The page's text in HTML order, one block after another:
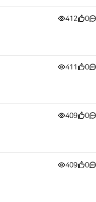
412 0
411 0
409 0
409 0